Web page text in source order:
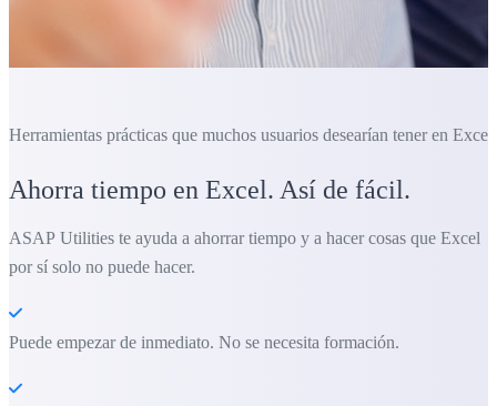
Herramientas prácticas que muchos usuarios desearían tener en Excel.
Ahorra tiempo en Excel. Así de fácil.
ASAP Utilities te ayuda a ahorrar tiempo y a hacer cosas que Excel
por sí solo no puede hacer.
Puede empezar de inmediato. No se necesita formación.